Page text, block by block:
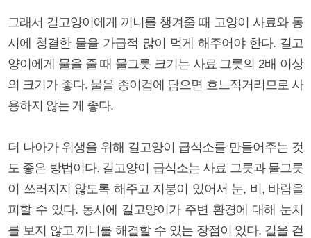
그래서 길고양이에게 끼니를 챙겨줄 때 고양이 사료와 동
시에 청결한 물을 가급적 많이 먹게 해주어야 한다. 길고
양이에게 물을 줄 때 물그릇 크기는 사료 그릇의 2배 이상
의 크기가 좋다. 물을 종이컵에 담으면 흐느적거리므로 사
용하지 않는 게 좋다.
더 나아가 위생을 위해 길고양이 급식소를 만들어주는 것
도 좋은 방법이다. 길고양이 급식소는 사료 그릇과 물그릇
이 쓰러지지 않도록 해주고 지붕이 있어서 눈, 비, 바람을
피할 수 있다. 동시에 길고양이가 주변 환경에 대해 눈치
를 보지 않고 끼니를 해결할 수 있는 장점이 있다. 길을 걷